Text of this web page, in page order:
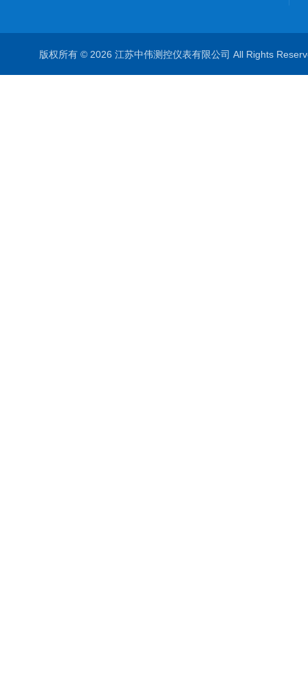
版权所有 © 2026 江苏中伟测控仪表有限公司 All Rights